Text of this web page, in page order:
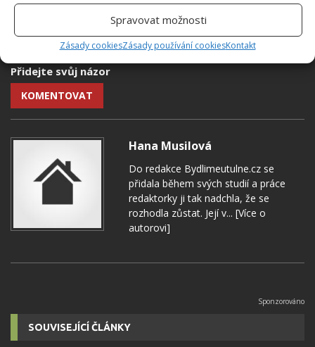
Spravovat možnosti
Zásady cookiesZásady používání cookiesKontakt
EMISE
Přidejte svůj názor
KOMENTOVAT
Hana Musilová
Do redakce Bydlimeutulne.cz se
přidala během svých studií a práce
redaktorky ji tak nadchla, že se
rozhodla zůstat. Její v... [Více o
autorovi]
SOUVISEJÍCÍ ČLÁNKY